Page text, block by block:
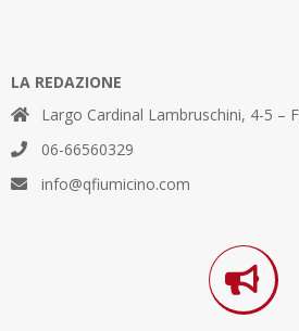
LA REDAZIONE
Largo Cardinal Lambruschini, 4-5 –
06-66560329
info@qfiumicino.com